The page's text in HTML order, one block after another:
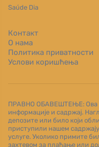
Saúde Dia
Контакт
О нама
Политика приватности
Услови коришћења
ПРАВНО ОБАВЕШТЕЊЕ: Ова
информације и садржај.
депозите или било који
приступили нашем
услуге. Уколико примите
захтевом за плаћање или